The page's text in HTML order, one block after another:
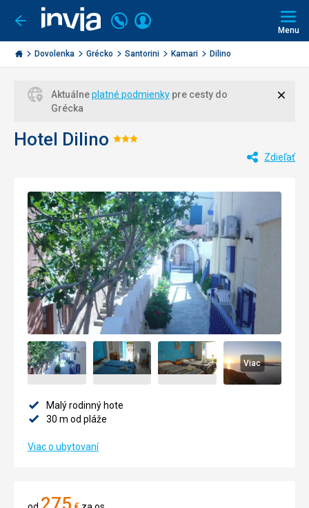
Ísť
späť
Invia.sk
Volajte
+421
2
3221
Prihlásiť
Menu
Dovolenka Grécko Santorini Kamari Dilino
Aktuálneplatné podmienky pre cesty do
Grécka
Hotel Dilino Hodnotenie:
Zdieľať
Viac
Malý rodinný hote
30 m od pláže
Viac o ubytovaní